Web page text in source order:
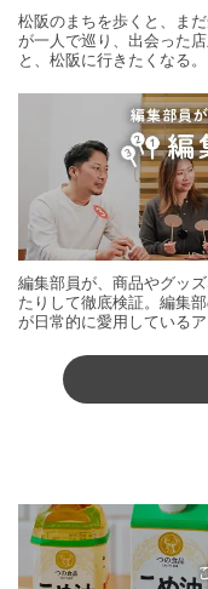
松阪のまちを歩くと、ま
が一人で巡り、出会った
と、松阪に行きたくなる。
編集部員が、商品やグッ
たりして徹底検証。編集
が日常的に愛用している